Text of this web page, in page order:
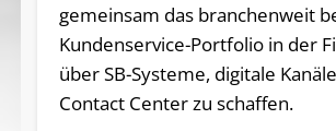
gemeinsam das branchenweit
Kundenservice-Portfolio in der
über SB-Systeme, digitale
Contact Center zu schaffen.